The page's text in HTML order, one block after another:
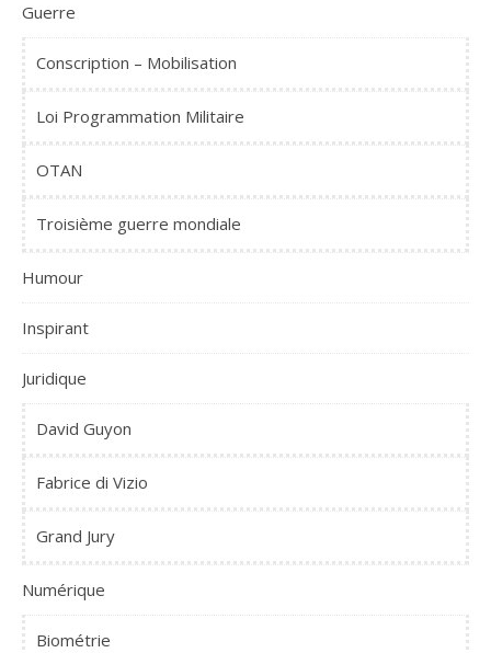
Guerre
Conscription – Mobilisation
Loi Programmation Militaire
OTAN
Troisième guerre mondiale
Humour
Inspirant
Juridique
David Guyon
Fabrice di Vizio
Grand Jury
Numérique
Biométrie